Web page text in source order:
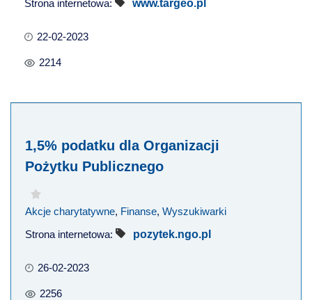
Strona internetowa: www.targeo.pl
22-02-2023
2214
1,5% podatku dla Organizacji
Pożytku Publicznego
Akcje charytatywne, Finanse, Wyszukiwarki
Strona internetowa:
pozytek.ngo.pl
26-02-2023
2256